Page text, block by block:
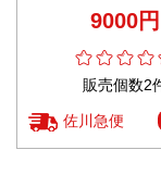
9000円
販売個数2
佐川急便